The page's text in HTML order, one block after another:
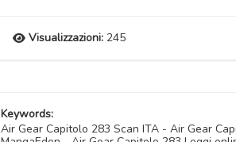
Visualizzazioni: 245
Keywords:
Air Gear Capitolo 283 Scan ITA - Air Gear